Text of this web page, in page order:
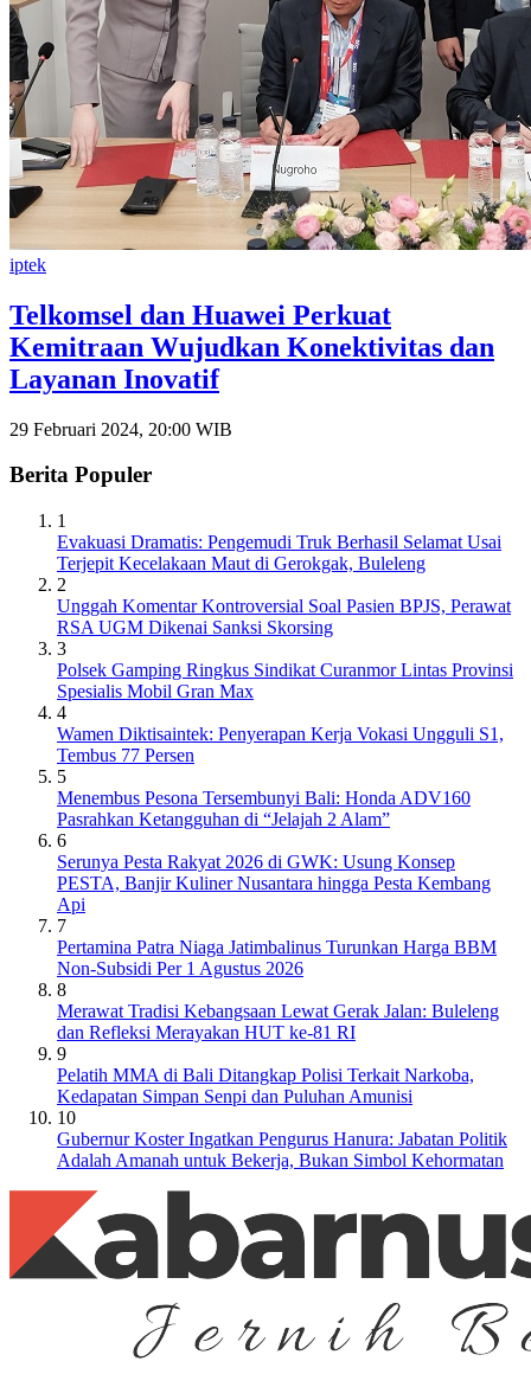
iptek
Telkomsel dan Huawei Perkuat
Kemitraan Wujudkan Konektivitas dan
Layanan Inovatif
29 Februari 2024, 20:00 WIB
Berita Populer
1
Evakuasi Dramatis: Pengemudi Truk Berhasil Selamat Usai
Terjepit Kecelakaan Maut di Gerokgak, Buleleng
2
Unggah Komentar Kontroversial Soal Pasien BPJS, Perawat
RSA UGM Dikenai Sanksi Skorsing
3
Polsek Gamping Ringkus Sindikat Curanmor Lintas Provinsi
Spesialis Mobil Gran Max
4
Wamen Diktisaintek: Penyerapan Kerja Vokasi Ungguli S1,
Tembus 77 Persen
5
Menembus Pesona Tersembunyi Bali: Honda ADV160
Pasrahkan Ketangguhan di “Jelajah 2 Alam”
6
Serunya Pesta Rakyat 2026 di GWK: Usung Konsep
PESTA, Banjir Kuliner Nusantara hingga Pesta Kembang
Api
7
Pertamina Patra Niaga Jatimbalinus Turunkan Harga BBM
Non-Subsidi Per 1 Agustus 2026
8
Merawat Tradisi Kebangsaan Lewat Gerak Jalan: Buleleng
dan Refleksi Merayakan HUT ke-81 RI
9
Pelatih MMA di Bali Ditangkap Polisi Terkait Narkoba,
Kedapatan Simpan Senpi dan Puluhan Amunisi
10
Gubernur Koster Ingatkan Pengurus Hanura: Jabatan Politik
Adalah Amanah untuk Bekerja, Bukan Simbol Kehormatan